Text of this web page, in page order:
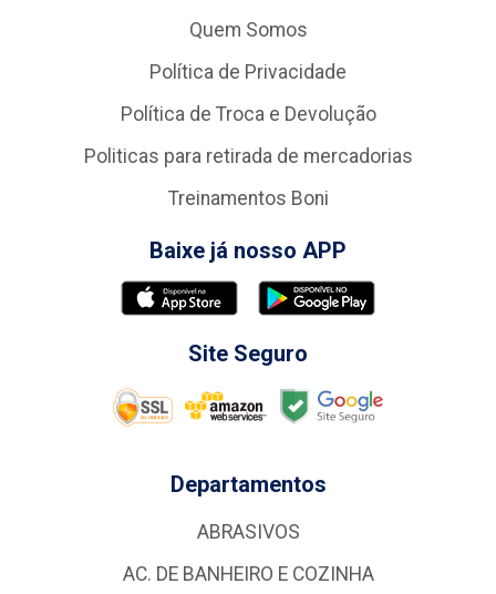
Quem Somos
Política de Privacidade
Política de Troca e Devolução
Politicas para retirada de mercadorias
Treinamentos Boni
Baixe já nosso APP
Site Seguro
Departamentos
ABRASIVOS
AC. DE BANHEIRO E COZINHA